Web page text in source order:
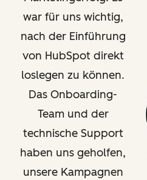
war für uns wichtig,
nach der Einführung
von HubSpot direkt
loslegen zu können.
Das Onboarding-
Team und der
technische Support
haben uns geholfen,
unsere Kampagnen